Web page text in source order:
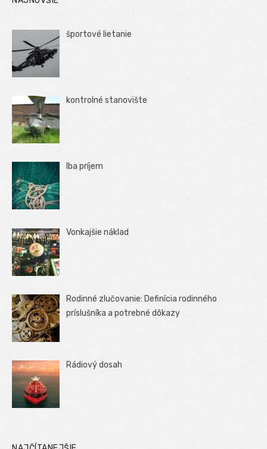
športové lietanie
kontrolné stanovište
Iba príjem
Vonkajšie náklad
Rodinné zlučovanie: Definícia rodinného
príslušníka a potrebné dôkazy
Rádiový dosah